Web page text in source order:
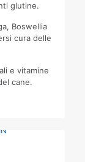
glutine.
Boswellia
cura delle
e vitamine
cane.